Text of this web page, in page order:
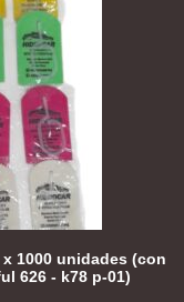
1000 unidades (con
626 - k78 p-01)